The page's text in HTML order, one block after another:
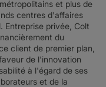
et plus de
centres d'affaires
Entreprise privée, Colt
du
client de premier plan,
de l'innovation
à l'égard de ses
et de la